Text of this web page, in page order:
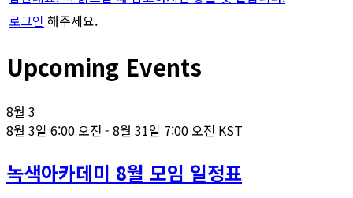
로그인 해주세요.
Upcoming Events
8월 3
8월 3일 6:00 오전 - 8월 31일 7:00 오전 KST
녹색아카데미 8월 모임 일정표